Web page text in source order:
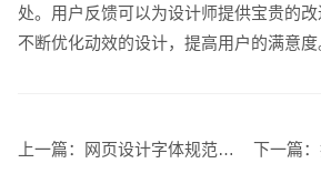
处。用户反馈可以为设计师提供宝贵的
不断优化动效的设计，提高用户的满意度
上一篇： 网页设计字体规范指南提升用户体验与视觉美感的关键要素 下一篇：